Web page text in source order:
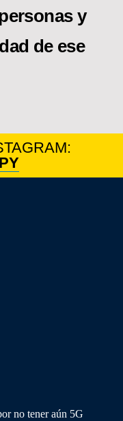
y
de ese
no tener aún 5G